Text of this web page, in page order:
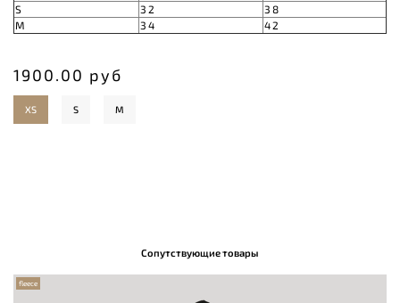
1900.00 руб
XS S M
S
32
38
M
34 42
Сопутствующие товары
fleece